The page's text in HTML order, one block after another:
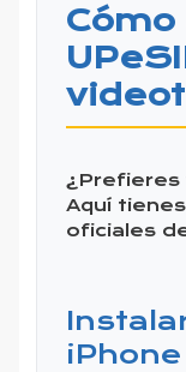
¿Prefieres
Aquí
oficiales
iPhone